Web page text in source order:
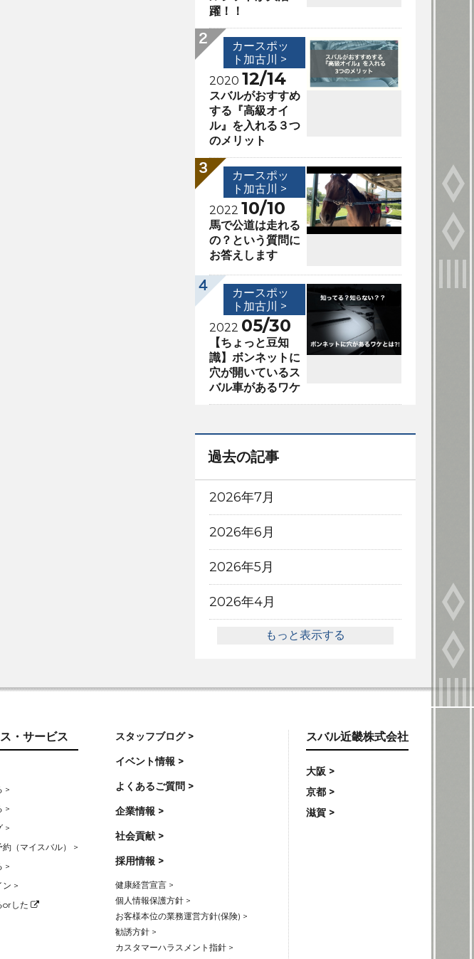
躍！！
カースポッ
ト加古川 >
2020 12/14
スバルがおすすめ
する『高級オイ
ル』を入れる３つ
のメリット
カースポッ
ト加古川 >
2022 10/10
馬で公道は走れる
の？という質問に
お答えします
カースポッ
ト加古川 >
2022 05/30
【ちょっと豆知
識】ボンネットに
穴が開いているス
バル車があるワケ
過去の記事
2026年7月
2026年6月
2026年5月
2026年4月
もっと表示する
・サービス
>
>
>
（マイスバル） >
>
ン >
orした
スタッフブログ >
イベント情報 >
よくあるご質問 >
企業情報 >
社会貢献 >
採用情報 >
健康経営宣言 >
個人情報保護方針 >
お客様本位の業務運営方針(保険) >
勧誘方針 >
カスタマーハラスメント指針 >
スバル近畿株式会社
大阪 >
京都 >
滋賀 >